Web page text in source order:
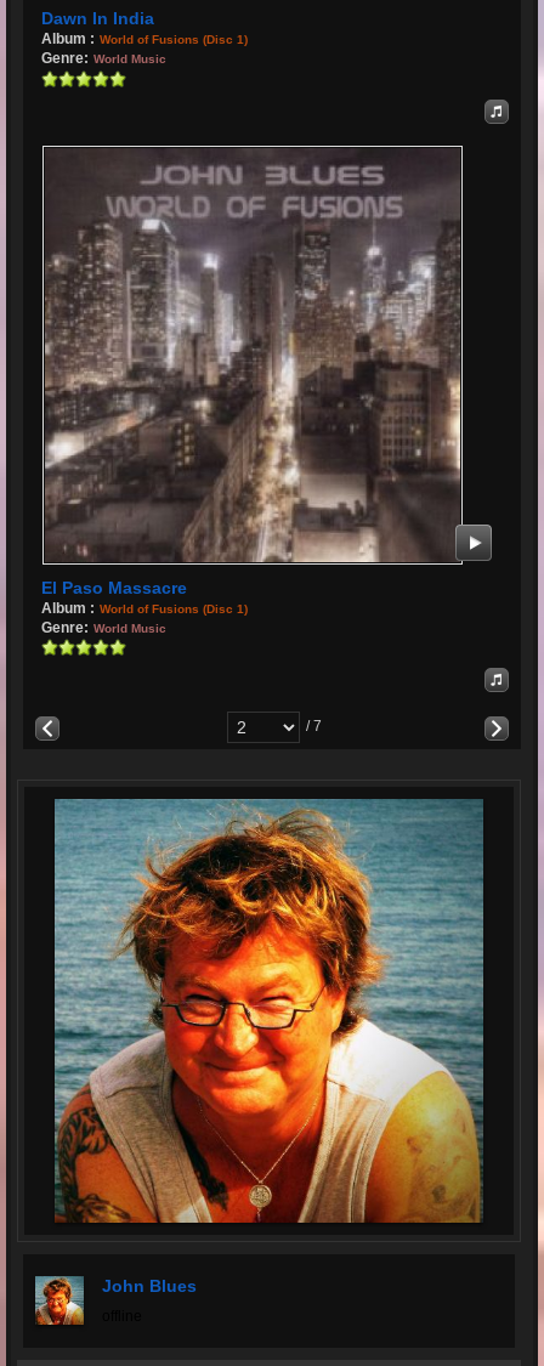
Dawn In India
Album : World of Fusions (Disc 1)
Genre: World Music
El Paso Massacre
Album : World of Fusions (Disc 1)
Genre: World Music
/ 7
John Blues